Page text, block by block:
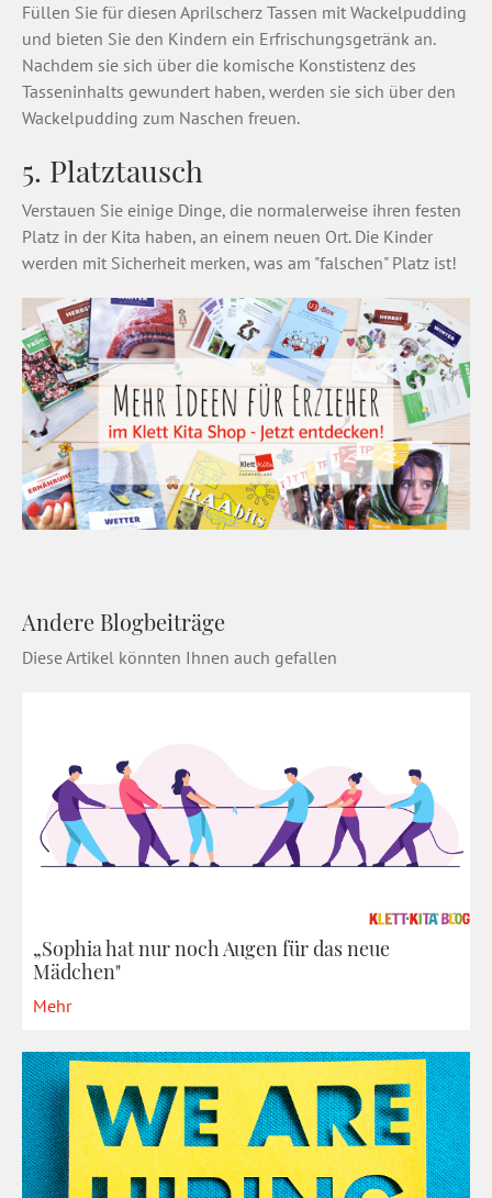
Füllen Sie für diesen Aprilscherz Tassen mit Wackelpudding
und bieten Sie den Kindern ein Erfrischungsgetränk an.
Nachdem sie sich über die komische Konstistenz des
Tasseninhalts gewundert haben, werden sie sich über den
Wackelpudding zum Naschen freuen.
5. Platztausch
Verstauen Sie einige Dinge, die normalerweise ihren festen
Platz in der Kita haben, an einem neuen Ort. Die Kinder
werden mit Sicherheit merken, was am "falschen" Platz ist!
Andere Blogbeiträge
Diese Artikel könnten Ihnen auch gefallen
„Sophia hat nur noch Augen für das neue
Mädchen"
Mehr